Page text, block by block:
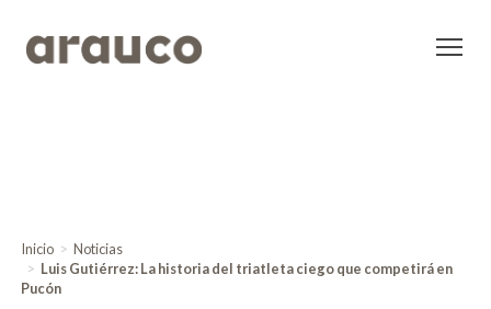
Inicio
Noticias
Luis Gutiérrez: La historia del triatleta ciego que competirá en
Pucón